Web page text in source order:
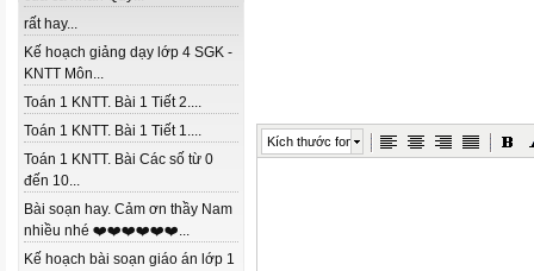
rất hay...
Kế hoạch giảng dạy lớp 4 SGK -
KNTT Môn...
Toán 1 KNTT. Bài 1 Tiết 2....
Toán 1 KNTT. Bài 1 Tiết 1....
Toán 1 KNTT. Bài Các số từ 0
đến 10...
Bài soạn hay. Cảm ơn thầy Nam
nhiều nhé ❤️❤️❤️❤️❤️❤️...
Kế hoạch bài soạn giáo án lớp 1
Kích thước font